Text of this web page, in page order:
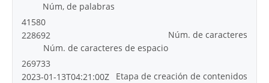
Núm, de palabras
41580
Núm. de caracteres
228692
Núm. de caracteres de espacio
269733
Etapa de creación de contenidos
2023-01-13T04:21:00Z